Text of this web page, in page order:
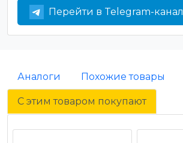
Перейти в Telegram-канал
Аналоги Похожие товары
С этим товаром покупают